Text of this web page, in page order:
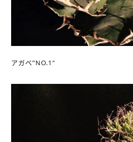
アガベ”NO.1″